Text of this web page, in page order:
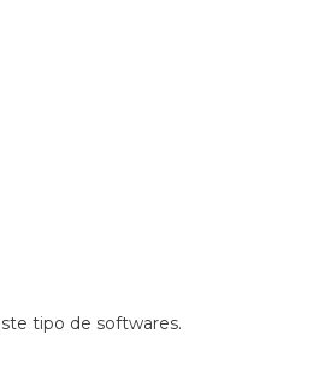
tipo de softwares.